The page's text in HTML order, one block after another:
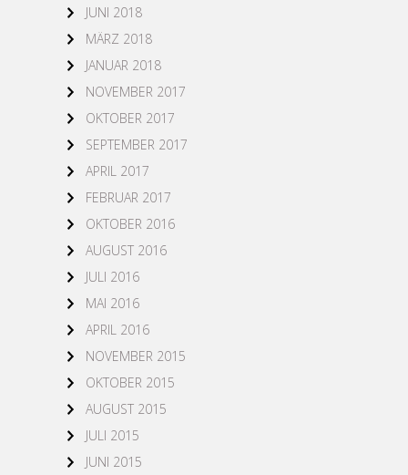
JUNI 2018
MÄRZ 2018
JANUAR 2018
NOVEMBER 2017
OKTOBER 2017
SEPTEMBER 2017
APRIL 2017
FEBRUAR 2017
OKTOBER 2016
AUGUST 2016
JULI 2016
MAI 2016
APRIL 2016
NOVEMBER 2015
OKTOBER 2015
AUGUST 2015
JULI 2015
JUNI 2015